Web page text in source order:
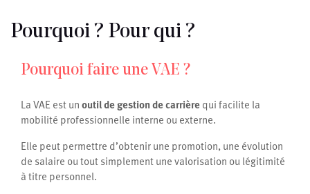
Pourquoi ? Pour qui ?
Pourquoi faire une VAE ?
La VAE est unoutil de gestion de carrièrequi facilite la
mobilité professionnelle interne ou externe.
Elle peut permettre d’obtenir une promotion, une évolution
de salaire ou tout simplement une valorisation ou légitimité
à titre personnel.